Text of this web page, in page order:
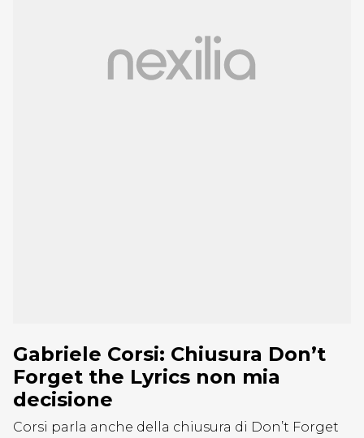
Gabriele Corsi: Chiusura Don’t
Forget the Lyrics non mia
decisione
Corsi parla anche della chiusura di Don’t Forget